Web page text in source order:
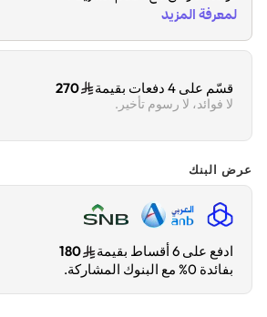
قسّم على 4 دفعات بقيمة 270
لا فوائد، لا رسوم تأخير.
عرض البنك
ادفع على 6 أقساط بقيمة
180
بفائدة 0% مع البنوك المشاركة.